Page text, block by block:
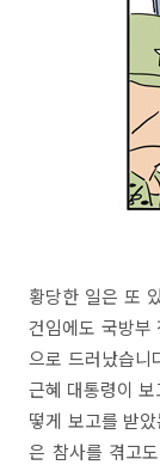
황당한 일은 또
건임에도 국방부
으로 드러났습니
근혜 대통령이
떻게 보고를 받
은 참사를 겪고